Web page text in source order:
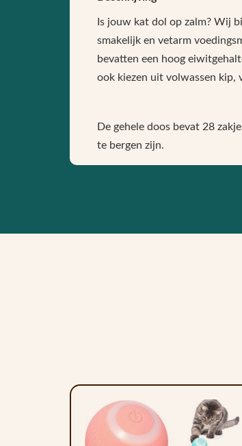
Is jouw kat dol op zalm? Wij
smakelijk en vetarm
bevatten een hoog
ook kiezen uit volwassen kip,
De gehele doos bevat 28
te bergen zijn.
van plantaardige oorsprong
Analytische componenten